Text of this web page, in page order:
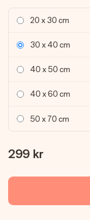
20 x 30 cm
30 x 40 cm
40 x 50 cm
40 x 60 cm
50 x 70 cm
299 kr